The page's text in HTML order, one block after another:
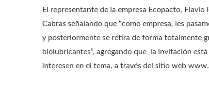
El representante de la empresa Ecopacto,
Cabras señalando que “como empresa, les
y posteriormente se retira de forma totalmente
biolubricantes”, agregando que la invitación
interesen en el tema, a través del sitio web